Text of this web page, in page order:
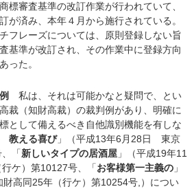
標審査基準の改訂作業が行われていて、
が済み、本年４月から施行されている。
フレーズについては、原則登録しない旨
基準が改訂され、その作業中に登録方向
った。
私は、それは可能かなと疑問で、とい
裁（知財高裁）の裁判例があり、明確に
として備えるべき自他識別機能を有しな
教える喜び」（平成13年6月28日 東京
「新しいタイプの居酒屋 」（平成19年11
ケ）第10127号、「お客様第一主義の 」
高同25年（行ケ）第10254号,）につい